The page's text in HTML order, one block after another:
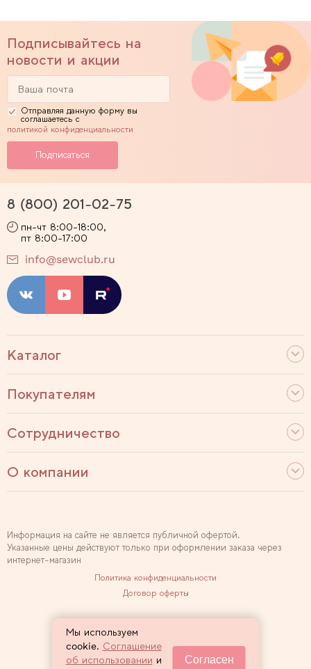
Подписывайтесь на
новости и акции
Отправляя данную форму вы
соглашаетесь с
политикой конфиденциальности
Каталог
Покупателям
Сотрудничество
О компании
8 (800) 201-02-75
пн-чт 8:00-18:00,
пт 8:00-17:00
info@sewclub.ru
2007 — 2026 Sewclub
Информация на сайте не является публичной офертой.
Указанные цены действуют только при оформлении заказа через
интернет-магазин
Политика конфиденциальности
Договор оферты
Мы используем
cookie. Соглашение
об использовании и
Согласен